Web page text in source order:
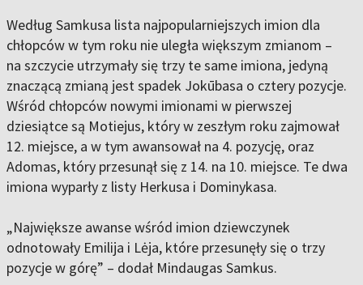
Według Samkusa lista najpopularniejszych imion dla
chłopców w tym roku nie uległa większym zmianom –
na szczycie utrzymały się trzy te same imiona, jedyną
znaczącą zmianą jest spadek Jokūbasa o cztery pozycje.
Wśród chłopców nowymi imionami w pierwszej
dziesiątce są Motiejus, który w zeszłym roku zajmował
12. miejsce, a w tym awansował na 4. pozycję, oraz
Adomas, który przesunął się z 14. na 10. miejsce. Te dwa
imiona wyparły z listy Herkusa i Dominykasa.
„Największe awanse wśród imion dziewczynek
odnotowały Emilija i Lėja, które przesunęły się o trzy
pozycje w górę” – dodał Mindaugas Samkus.